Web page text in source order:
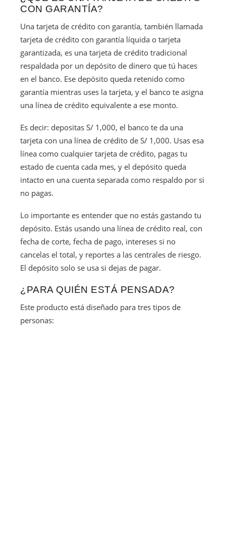
CON GARANTÍA?
Una tarjeta de crédito con garantía, también llamada
tarjeta de crédito con garantía líquida o tarjeta
garantizada, es una tarjeta de crédito tradicional
respaldada por un depósito de dinero que tú haces
en el banco. Ese depósito queda retenido como
garantía mientras uses la tarjeta, y el banco te asigna
una línea de crédito equivalente a ese monto.
Es decir: depositas S/ 1,000, el banco te da una
tarjeta con una línea de crédito de S/ 1,000. Usas esa
línea como cualquier tarjeta de crédito, pagas tu
estado de cuenta cada mes, y el depósito queda
intacto en una cuenta separada como respaldo por si
no pagas.
Lo importante es entender que no estás gastando tu
depósito. Estás usando una línea de crédito real, con
fecha de corte, fecha de pago, intereses si no
cancelas el total, y reportes a las centrales de riesgo.
El depósito solo se usa si dejas de pagar.
¿PARA QUIÉN ESTÁ PENSADA?
Este producto está diseñado para tres tipos de
personas: